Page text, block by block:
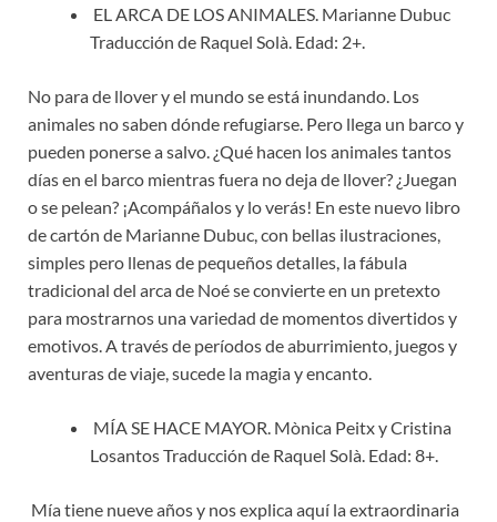
EL ARCA DE LOS ANIMALES. Marianne Dubuc
Traducción de Raquel Solà. Edad: 2+.
No para de llover y el mundo se está inundando. Los
animales no saben dónde refugiarse. Pero llega un barco y
pueden ponerse a salvo. ¿Qué hacen los animales tantos
días en el barco mientras fuera no deja de llover? ¿Juegan
o se pelean? ¡Acompáñalos y lo verás! En este nuevo libro
de cartón de Marianne Dubuc, con bellas ilustraciones,
simples pero llenas de pequeños detalles, la fábula
tradicional del arca de Noé se convierte en un pretexto
para mostrarnos una variedad de momentos divertidos y
emotivos. A través de períodos de aburrimiento, juegos y
aventuras de viaje, sucede la magia y encanto.
MÍA SE HACE MAYOR. Mònica Peitx y Cristina
Losantos Traducción de Raquel Solà. Edad: 8+.
Mía tiene nueve años y nos explica aquí la extraordinaria